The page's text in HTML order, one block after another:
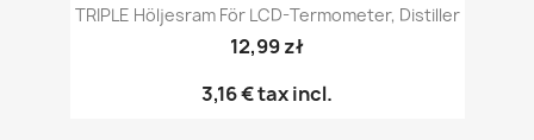
TRIPLE Höljesram För LCD-Termometer, Distiller
12,99 zł
3,16 €tax incl.